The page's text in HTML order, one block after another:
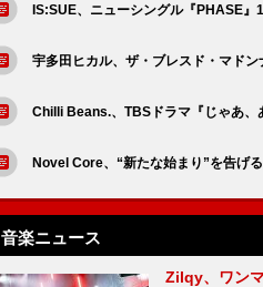
IS:SUE、ニューシングル『PHASE
宇多田ヒカル、ザ・ブレスド・マド
Chilli Beans.、TBSドラマ『じゃあ
Novel Core、“新たな始まり”を告げ
音楽ニュース
Zilqy、ワン